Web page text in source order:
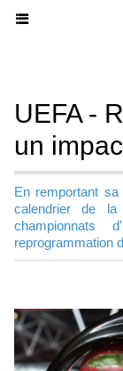
UEFA -
un
En remportant
calendrier de
championnats
reprogrammation